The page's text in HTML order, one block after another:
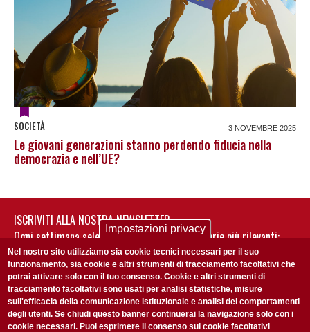
SOCIETÀ 3 NOVEMBRE 2025
Le giovani generazioni stanno perdendo fiducia nella
democrazia e nell’UE?
ISCRIVITI ALLA NOSTRA NEWSLETTER
Ogni settimana selezioniamo per te nostre storie più rilevanti:
non perderti gli aggiornamenti della nostra newsletter
Impostazioni privacy
Nel nostro sito utilizziamo sia cookie tecnici necessari per il suo
funzionamento, sia cookie e altri strumenti di tracciamento facoltativi che
potrai attivare solo con il tuo consenso. Cookie e altri strumenti di
tracciamento facoltativi sono usati per analisi statistiche, misure
sull'efficacia della comunicazione istituzionale e analisi dei comportamenti
degli utenti. Se chiudi questo banner continuerai la navigazione solo con i
cookie necessari. Puoi esprimere il consenso sui cookie facoltativi